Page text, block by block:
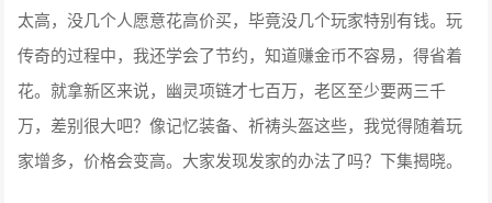
太高，没几个人愿意花高价买，毕竟没几个玩家特别有钱。玩
传奇的过程中，我还学会了节约，知道赚金币不容易，得省着
花。就拿新区来说，幽灵项链才七百万，老区至少要两三千
万，差别很大吧？像记忆装备、祈祷头盔这些，我觉得随着玩
家增多，价格会变高。大家发现发家的办法了吗？下集揭晓。